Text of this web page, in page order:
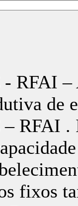
RFAI –
de
– RFAI .
fixos